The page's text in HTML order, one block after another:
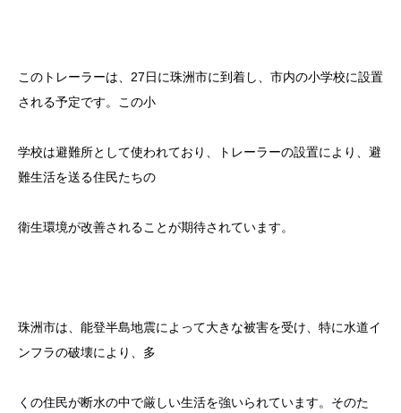
このトレーラーは、27日に珠洲市に到着し、市内の小学校に設置
される予定です。この小
学校は避難所として使われており、トレーラーの設置により、避
難生活を送る住民たちの
衛生環境が改善されることが期待されています。
珠洲市は、能登半島地震によって大きな被害を受け、特に水道イ
ンフラの破壊により、多
くの住民が断水の中で厳しい生活を強いられています。そのた